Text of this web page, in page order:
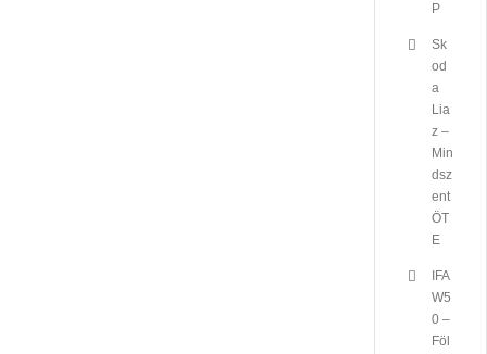
P
Sk
od
a
Lia
z –
Min
dsz
ent
ÖT
E
IFA
W5
0 –
Föl